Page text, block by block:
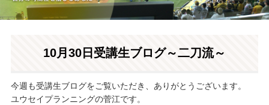
講座紹介
活躍中の卒業生・受講生
10月30日受講生ブログ～二刀流～
今週も受講生ブログをご覧いただき、ありがとうございます。
ユウセイプランニングの菅江です。